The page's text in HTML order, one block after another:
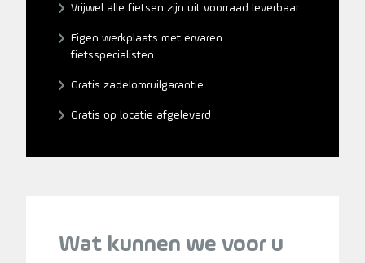
Vrijwel alle fietsen zijn uit voorraad leverbaar
Eigen werkplaats met ervaren
fietsspecialisten
Gratis zadelomruilgarantie
Gratis op locatie afgeleverd
Wat kunnen we voor u